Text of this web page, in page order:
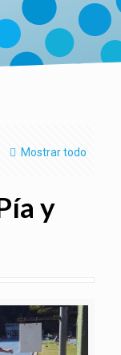
Mostrar todo
y